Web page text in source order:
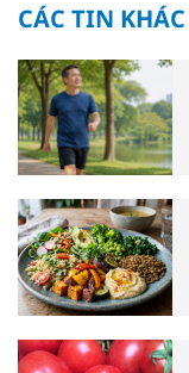
CÁC TIN KHÁC